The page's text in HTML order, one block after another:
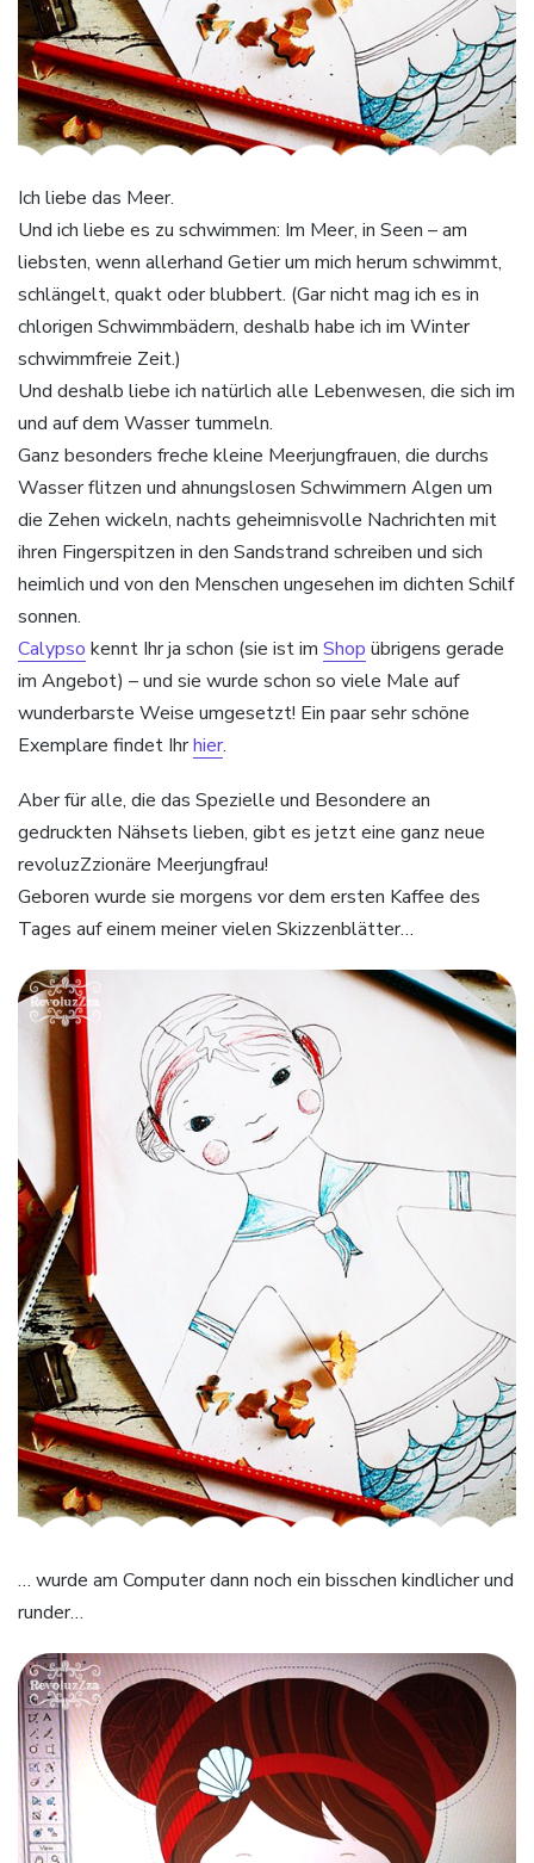
Ich liebe das Meer.
Und ich liebe es zu schwimmen: Im Meer, in Seen – am
liebsten, wenn allerhand Getier um mich herum schwimmt,
schlängelt, quakt oder blubbert. (Gar nicht mag ich es in
chlorigen Schwimmbädern, deshalb habe ich im Winter
schwimmfreie Zeit.)
Und deshalb liebe ich natürlich alle Lebenwesen, die sich im
und auf dem Wasser tummeln.
Ganz besonders freche kleine Meerjungfrauen, die durchs
Wasser flitzen und ahnungslosen Schwimmern Algen um
die Zehen wickeln, nachts geheimnisvolle Nachrichten mit
ihren Fingerspitzen in den Sandstrand schreiben und sich
heimlich und von den Menschen ungesehen im dichten Schilf
sonnen.
Calypso kennt Ihr ja schon (sie ist im Shop übrigens gerade
im Angebot) – und sie wurde schon so viele Male auf
wunderbarste Weise umgesetzt! Ein paar sehr schöne
Exemplare findet Ihrhier.
Aber für alle, die das Spezielle und Besondere an
gedruckten Nähsets lieben, gibt es jetzt eine ganz neue
revoluzZzionäre Meerjungfrau!
Geboren wurde sie morgens vor dem ersten Kaffee des
Tages auf einem meiner vielen Skizzenblätter…
… wurde am Computer dann noch ein bisschen kindlicher und
runder…